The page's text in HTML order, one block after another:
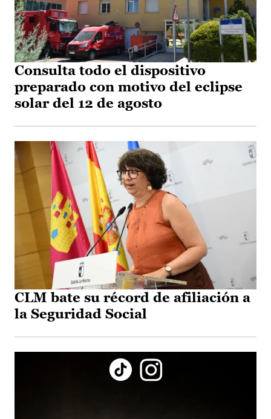
Consulta todo el dispositivo
preparado con motivo del eclipse
solar del 12 de agosto
CLM bate su récord de afiliación a
la Seguridad Social